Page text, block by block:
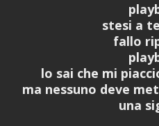
stesi a
fallo
lo sai che mi
ma nessuno deve
una